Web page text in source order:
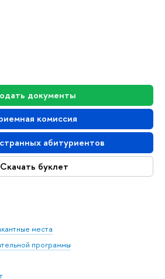
документы
комиссия
абитуриентов
Скачать буклет
места
программы